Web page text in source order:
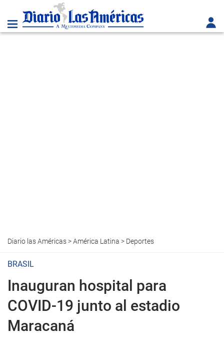
Diario las Américas>América Latina > Deportes
BRASIL
Inauguran hospital para
COVID-19 junto al estadio
Maracaná